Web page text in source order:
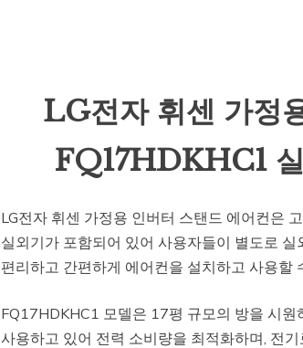
LG전자 휘센 가정
FQ17HDKHC1
LG전자 휘센 가정용 인버터 스탠드 에어컨은
실외기가 포함되어 있어 사용자들이 별도로
편리하고 간편하게 에어컨을 설치하고 사용할
FQ17HDKHC1 모델은 17평 규모의 방을 시
사용하고 있어 전력 소비량을 최적화하며, 전